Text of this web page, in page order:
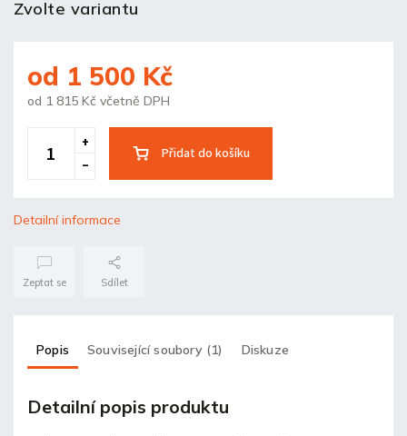
Zvolte variantu
od 1 500 Kč
od 1 815 Kč včetně DPH
Přidat do košíku
Detailní informace
Zeptat se Sdílet
Popis Související soubory (1) Diskuze
Detailní popis produktu